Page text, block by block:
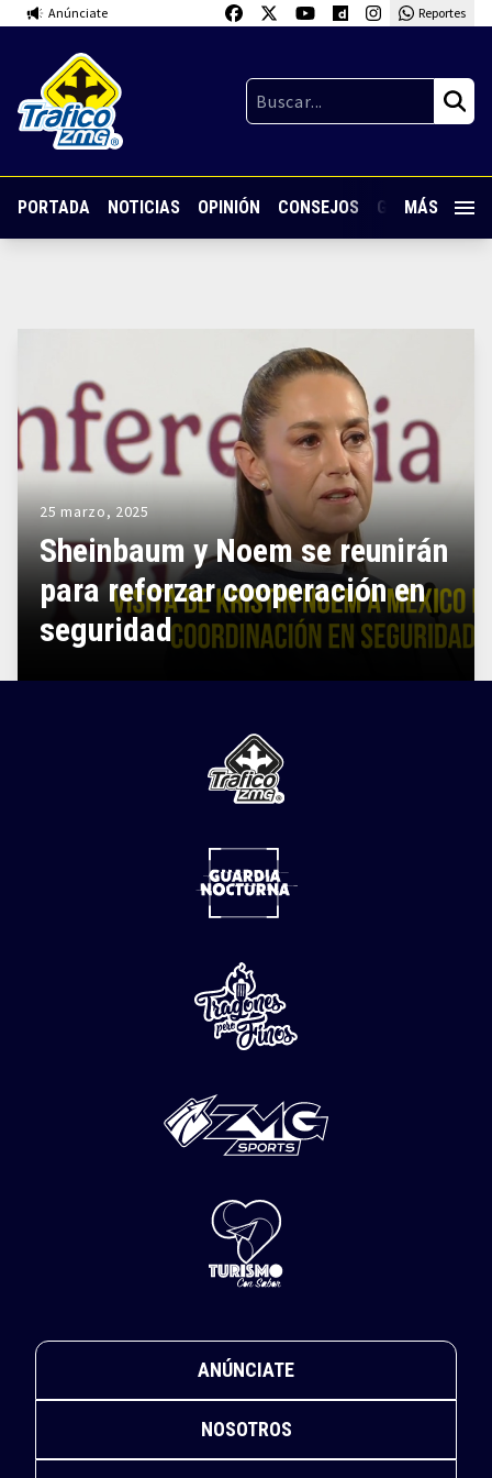
Anúnciate Reportes
PORTADA NOTICIAS OPINIÓN CONSEJOS GUARDIA
MÁS
25 marzo, 2025
Sheinbaum y Noem se reunirán
para reforzar cooperación en
seguridad
ANÚNCIATE
NOSOTROS